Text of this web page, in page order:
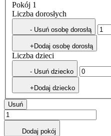
Pokój 1
Liczba dorosłych
- Usuń osobę dorosłą
+Dodaj osobę dorosłą
Liczba dzieci
- Usuń dziecko
+Dodaj dziecko
Usuń
Dodaj pokój